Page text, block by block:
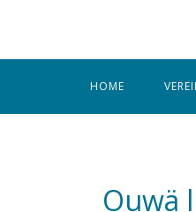
content
HOME
Ouwä